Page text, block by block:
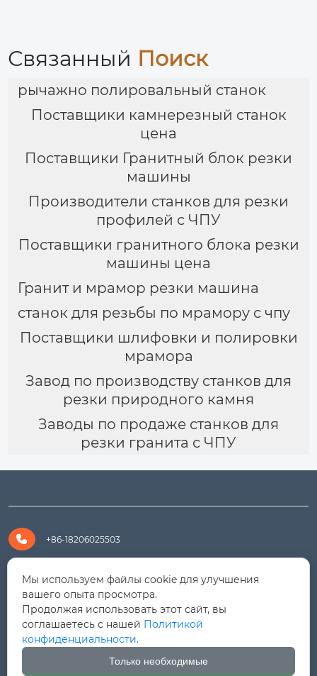
Связанный Поиск
рычажно полировальный станок
Поставщики камнерезный станок
цена
Поставщики Гранитный блок резки
машины
Производители станков для резки
профилей с ЧПУ
Поставщики гранитного блока резки
машины цена
Гранит и мрамор резки машина
станок для резьбы по мрамору с чпу
Поставщики шлифовки и полировки
мрамора
Завод по производству станков для
резки природного камня
Заводы по продаже станков для
резки гранита с ЧПУ
 +86-18206025503
 +8618206025503
 yanali@hualongm.com

351144, Китай, пров.Фуцзянь, г. Путянь, район Личэн,
промышленная зона Хуанши
Мы используем файлы cookie для улучшения
вашего опыта просмотра.
Продолжая использовать этот сайт, вы
соглашаетесь с нашей Политикой
конфиденциальности.
Только необходимые